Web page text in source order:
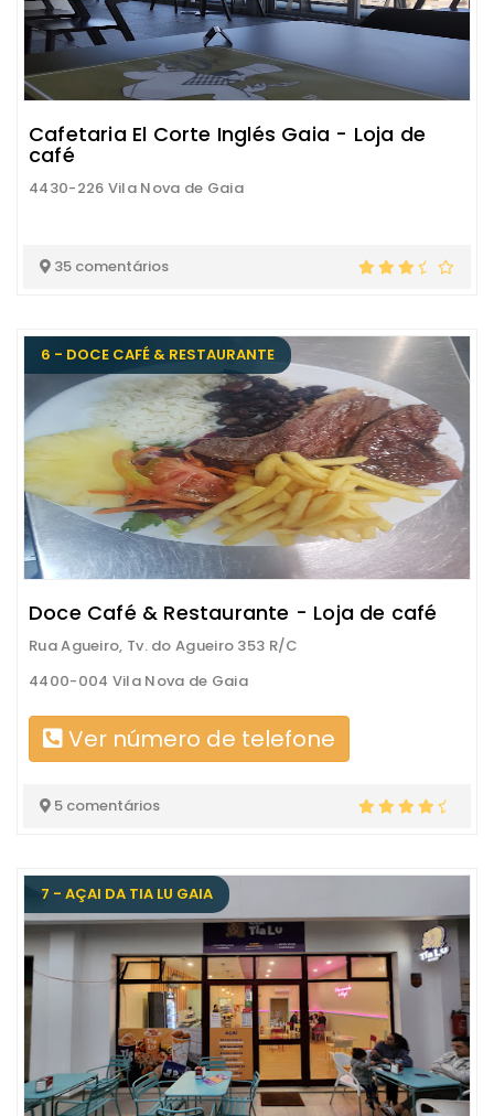
Cafetaria El Corte Inglés Gaia - Loja de
café
4430-226 Vila Nova de Gaia
35 comentários
6 - DOCE CAFÉ & RESTAURANTE
Doce Café & Restaurante - Loja de café
Rua Agueiro, Tv. do Agueiro 353 R/C
4400-004 Vila Nova de Gaia
Ver número de telefone
5 comentários
7 - AÇAI DA TIA LU GAIA